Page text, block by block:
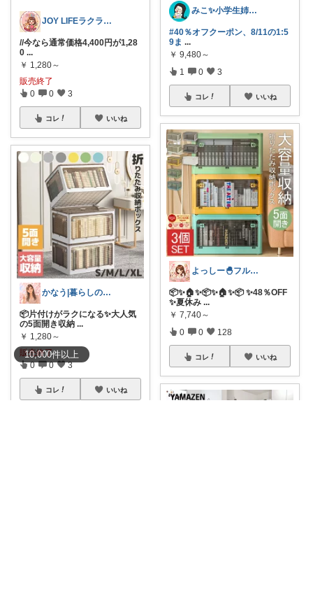
10,000件以上
JOY LIFEラクラシ応援LAB
//今なら通常価格4,400円が1,28
0 ...
￥ 1,280～
販売終了
0 0 3
コレ いいね
かなう|暮らしの記録🌱
📦片付けがラクになる✨大人気
の5面開き収納 ...
￥ 1,280～
販売終了
0 0 3
コレ いいね
みこ✨小学生姉妹の母ちゃん
#40％オフクーポン、8/11の1:5
9ま ...
￥ 9,480～
1 0 3
コレ いいね
よっしー🐣フルタイム4児ママ
📦✨🏠✨📦✨🏠✨📦 ✨48％OFF
✨夏休み ...
￥ 7,740～
0 0 128
コレ いいね